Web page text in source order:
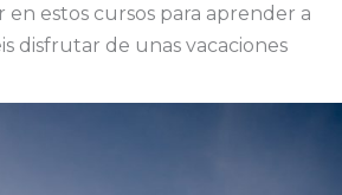
estos cursos para aprender a
disfrutar de unas vacaciones